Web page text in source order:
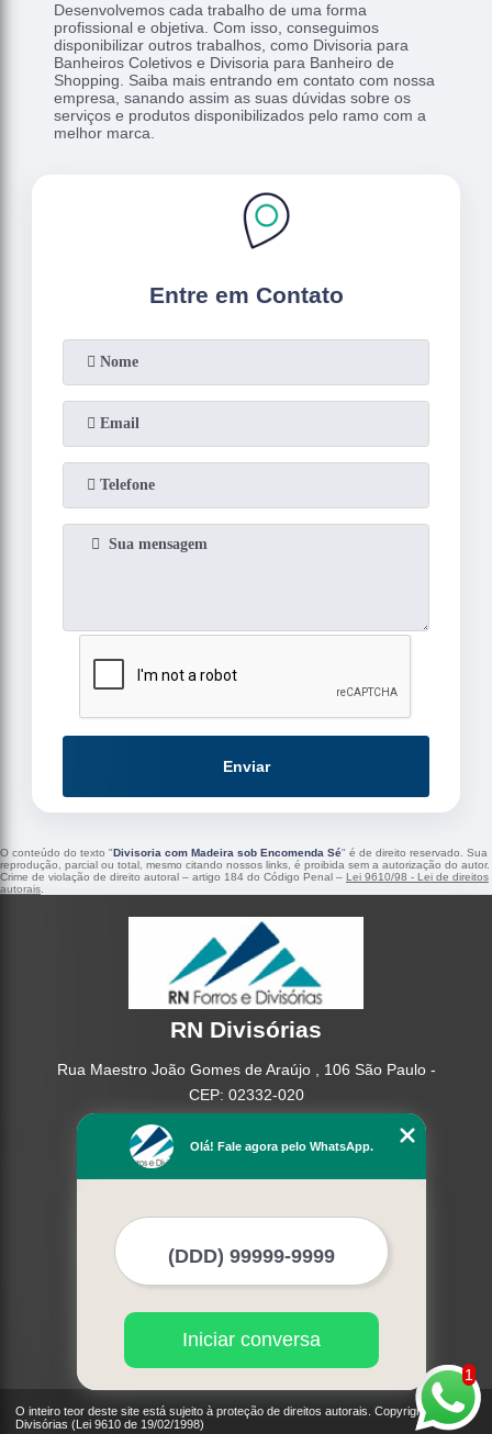
Desenvolvemos cada trabalho de uma forma
profissional e objetiva. Com isso, conseguimos
disponibilizar outros trabalhos, como Divisoria para
Banheiros Coletivos e Divisoria para Banheiro de
Shopping. Saiba mais entrando em contato com nossa
empresa, sanando assim as suas dúvidas sobre os
serviços e produtos disponibilizados pelo ramo com a
melhor marca.
Entre em Contato
Enviar
O conteúdo do texto "Divisoria com Madeira sob Encomenda Sé" é de direito reservado. Sua
reprodução, parcial ou total, mesmo citando nossos links, é proibida sem a autorização do autor.
Crime de violação de direito autoral – artigo 184 do Código Penal – Lei 9610/98 - Lei de direitos
autorais
RN Divisórias
Rua Maestro João Gomes de Araújo , 106 São Paulo -
CEP: 02332-020
Missão
Mapa do site
O inteiro teor deste site está sujeito à proteção de direitos autorais. Copyright© RN
Divisórias (Lei 9610 de 19/02/1998)
1
Olá! Fale agora pelo WhatsApp.
Iniciar conversa